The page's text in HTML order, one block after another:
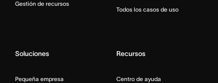
Gestión de recursos
Todos los casos de uso
Soluciones
Pequeña empresa
Recursos
Centro de ayuda